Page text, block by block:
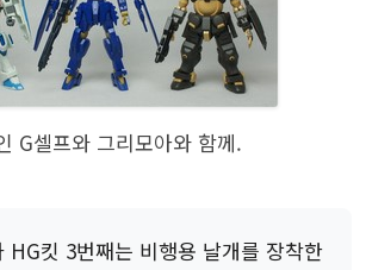
G셀프와 그리모아와 함께.
HG킷 3번째는 비행용 날개를 장착한